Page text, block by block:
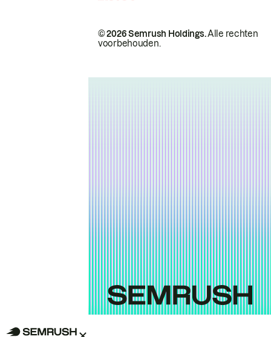
© 2026 Semrush Holdings.Alle rechten
voorbehouden.